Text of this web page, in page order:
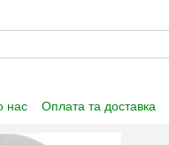
нас Оплата та доставка